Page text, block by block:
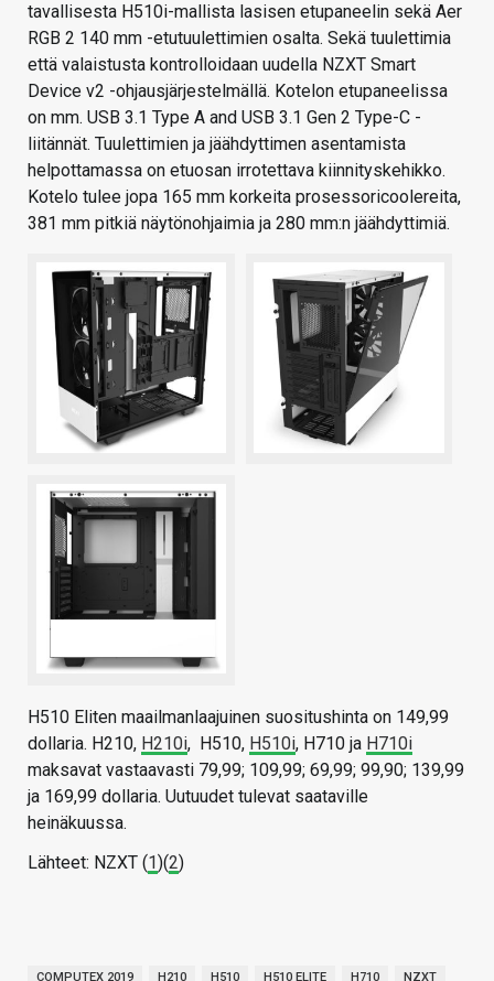
tavallisesta H510i-mallista lasisen etupaneelin sekä Aer
RGB 2 140 mm -etutuulettimien osalta. Sekä tuulettimia
että valaistusta kontrolloidaan uudella NZXT Smart
Device v2 -ohjausjärjestelmällä. Kotelon etupaneelissa
on mm. USB 3.1 Type A and USB 3.1 Gen 2 Type-C -
liitännät. Tuulettimien ja jäähdyttimen asentamista
helpottamassa on etuosan irrotettava kiinnityskehikko.
Kotelo tulee jopa 165 mm korkeita prosessoricoolereita,
381 mm pitkiä näytönohjaimia ja 280 mm:n jäähdyttimiä.
H510 Eliten maailmanlaajuinen suositushinta on 149,99
dollaria. H210, H210i, H510, H510i, H710 ja H710i
maksavat vastaavasti 79,99; 109,99; 69,99; 99,90; 139,99
ja 169,99 dollaria. Uutuudet tulevat saataville
heinäkuussa.
Lähteet: NZXT (1)(2)
COMPUTEX 2019 H210 H510 H510 ELITE H710 NZXT